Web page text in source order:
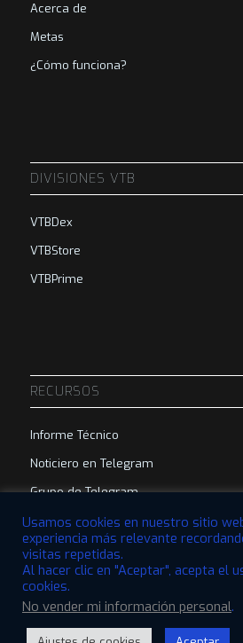
Acerca de
Metas
¿Cómo funciona?
DIVISIONES VTB
VTBDex
VTBStore
VTBPrime
RECURSOS
Informe Técnico
Noticiero en Telegram
Grupo de Telegram
© 2022 VTBCommunity Foundation. Todos
Usamos cookies en nuestro sitio
experiencia más relevante
visitas repetidas.
Al hacer clic en "Aceptar", acepta el
cookies.
No vender mi información personal.